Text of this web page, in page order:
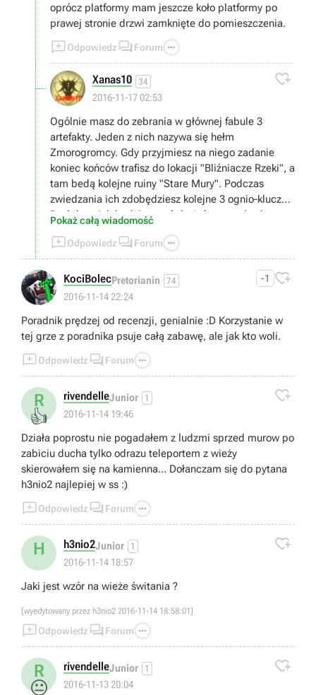
oprócz platformy mam jeszcze koło platformy po
prawej stronie drzwi zamknięte do pomieszczenia.
Odpowiedz  Forum 
Xanas10 34
2016-11-17 02:53

Ogólnie masz do zebrania w głównej fabule 3
artefakty. Jeden z nich nazywa się hełm
Zmorogromcy. Gdy przyjmiesz na niego zadanie
koniec końców trafisz do lokacji "Bliźniacze Rzeki", a
tam bedą kolejne ruiny "Stare Mury". Podczas
zwiedzania ich zdobędziesz kolejne 3 ognio-klucze.
Dwóch z nich będziesz mógł użyć na zamkach w
ruinach pod Wieżą Morską, by odblokować skarby. :)
Mam nadzieję że pomogłem :)
Pokaż całą wiadomość
Odpowiedz  Forum 
KociBolecPretorianin 74
2016-11-14 22:24
-1 
Poradnik prędzej od recenzji, genialnie :D Korzystanie w
tej grze z poradnika psuje całą zabawę, ale jak kto woli.
Odpowiedz  Forum 
R
👍
rivendelleJunior 1
2016-11-14 19:46

Działa poprostu nie pogadałem z ludzmi sprzed murow po
zabiciu ducha tylko odrazu teleportem z wieży
skierowałem się na kamienna... Dołanczam się do pytana
h3nio2 najlepiej w ss :)
Odpowiedz  Forum 
H h3nio2Junior 1
2016-11-14 18:57

Jaki jest wzór na wieże świtania ?
[wyedytowany przez h3nio2 2016-11-14 18:58:01]
Odpowiedz  Forum 
R
😐
rivendelleJunior 1
2016-11-13 20:04
